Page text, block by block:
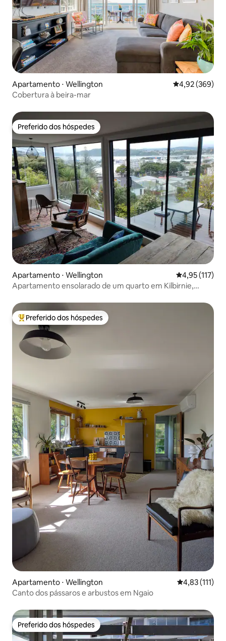
Apartamento ⋅ Wellington 4,92 de uma
4,92 (369)
Cobertura à beira-mar
Preferido dos hóspedes
Preferido dos hóspedes
Apartamento ⋅ Wellington 4,95 de uma
4,95 (117)
Apartamento ensolarado de um quarto em Kilbirnie,
Entre os melhores preferidos dos hóspedes
Preferido dos hóspedes
Apartamento ⋅ Wellington 4,83 de uma
4,83 (111)
Canto dos pássaros e arbustos em Ngaio
Preferido dos hóspedes
Preferido dos hóspedes